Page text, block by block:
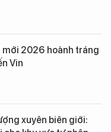
mới 2026 hoành tráng
Vin
xuyên biên giới: